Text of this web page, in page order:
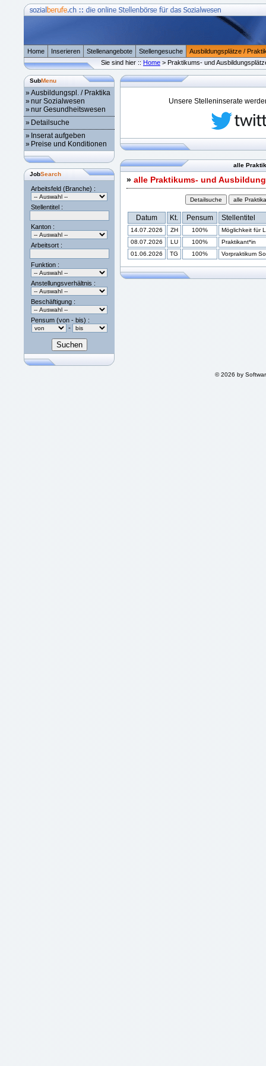
Home Inserieren Stellenangebote Stellengesuche
Ausbildungsplätze /
Sie sind hier :: Home > Praktikums- und
SubMenu
»Ausbildungspl. / Praktika
»nur Sozialwesen
»nur Gesundheitswesen
» Detailsuche
» Inserat aufgeben
» Preise und Konditionen
JobSearch
Arbeitsfeld (Branche) :
Stellentitel :
Kanton :
Arbeitsort :
Funktion :
Anstellungsverhältnis :
Beschäftigung :
Pensum (von - bis) :
-
Unsere Stelleninserate
alle
» alle Praktikums- und
Datum Kt. Pensum Stellentitel
14.07.2026 ZH 100%
Möglichkeit für
08.07.2026
LU 100%
Praktikant*in
01.06.2026
TG 100% Vorpraktikum
© 2026 by